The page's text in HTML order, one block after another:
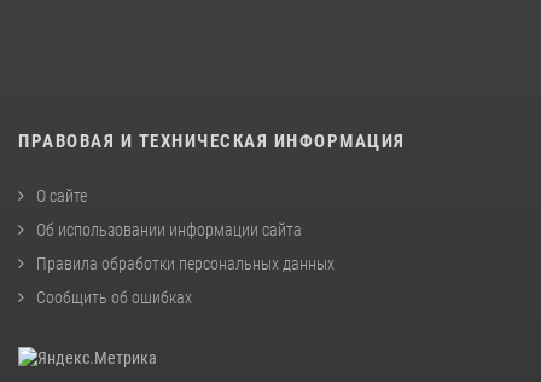
ПРАВОВАЯ И ТЕХНИЧЕСКАЯ ИНФОРМАЦИЯ
О сайте
Об использовании информации сайта
Правила обработки персональных данных
Сообщить об ошибках